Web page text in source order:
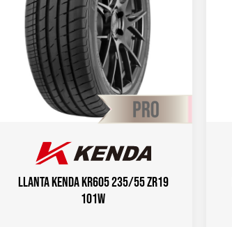
Llanta KENDA KR605 235/55 ZR19
101W